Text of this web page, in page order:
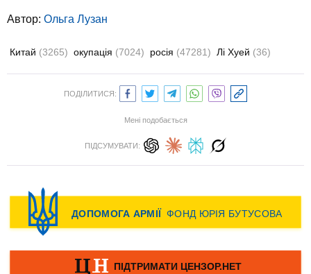
Автор: Ольга Лузан
Китай (3265) окупація (7024) росія (47281) Лі Хуей (36)
ПОДІЛИТИСЯ:
Мені подобається
ПІДСУМУВАТИ: